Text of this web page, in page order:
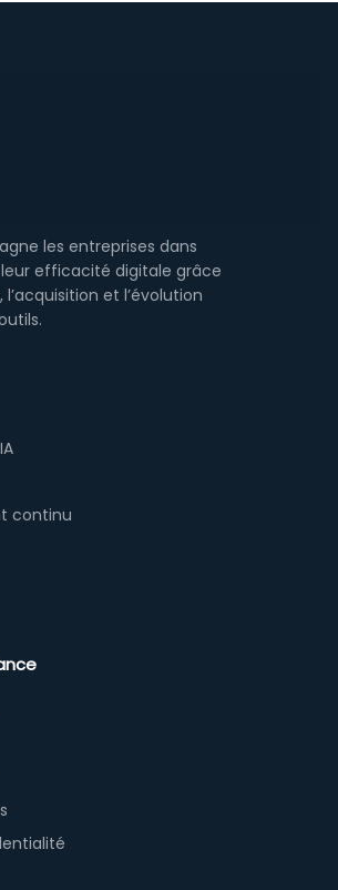
les entreprises dans
efficacité digitale grâce
et l’évolution
continu